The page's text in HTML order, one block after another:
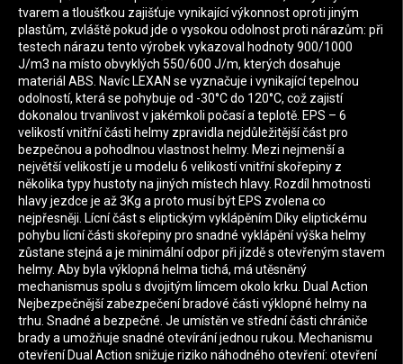
tvarem a tloušťkou zajišťuje vynikající výkonnost oproti jiným
plastům, zvláště pokud jde o vysokou odolnost proti nárazům: při
testech nárazu tento výrobek vykazoval hodnoty 900/1000
J/m3 na místo obvyklých 550/600 J/m, kterých dosahuje
materiál ABS. Navíc LEXAN se vyznačuje i vynikající tepelnou
odolností, která se pohybuje od -30°C do 120°C, což zajistí
dokonalou trvanlivost v jakémkoli počasí a teplotě. EPS – 6
velikostí vnitřní části helmy zpravidla nejdůležitější část pro
bezpečnou a pohodlnou vlastnost helmy. Mezi nejmenší a
největší velikostí je u modelu 6 velikostí vnitřní skořepiny z
několika typy hustoty na jiných místech hlavy. Rozdíl hmotnosti
hlavy jezdce je až 3Kg a proto musí být EPS zvolena co
nejpřesněji. Lícní část s eliptickým vyklápěním Díky eliptickému
pohybu lícní části skořepiny pro snadné vyklápění výška helmy
zůstane stejná a je minimální odpor při jízdě s otevřeným stavem
helmy. Aby byla výklopná helma tichá, má utěsněný
mechanismus spolu s dvojitým límcem okolo krku. Dual Action
Nejbezpečnější zabezpečení bradové části výklopné helmy na
trhu. Snadné a bezpečné. Je umístěn ve střední části chrániče
brady a umožňuje snadné otevírání jednou rukou. Mechanismu
otevření Dual Action snižuje riziko náhodného otevření: otevření